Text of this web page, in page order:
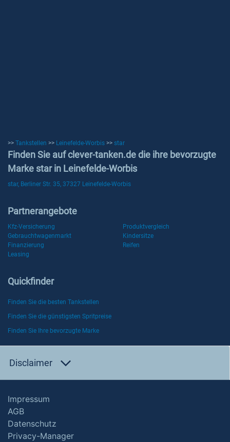
>> Tankstellen >> Leinefelde-Worbis >> star
Finden Sie auf clever-tanken.de die ihre bevorzugte
Marke star in Leinefelde-Worbis
star, Berliner Str. 35, 37327 Leinefelde-Worbis
Partnerangebote
Kfz-Versicherung
Produktvergleich
Gebrauchtwagenmarkt
Kindersitze
Finanzierung
Reifen
Leasing
Quickfinder
Finden Sie die besten Tankstellen
Finden Sie die günstigsten Spritpreise
Finden Sie Ihre bevorzugte Marke
Disclaimer
Impressum
AGB
Datenschutz
Privacy-Manager